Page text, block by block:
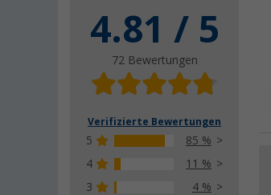
4.81 / 5
72 Bewertungen
Verifizierte Bewertungen
5
85 %
4
11 %
3
4 %